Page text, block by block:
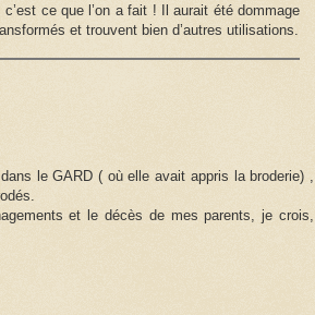
ce que l’on a fait ! Il aurait été dommage
et trouvent bien d’autres utilisations.
le GARD ( où elle avait appris la broderie) ,
et le décès de mes parents, je crois,